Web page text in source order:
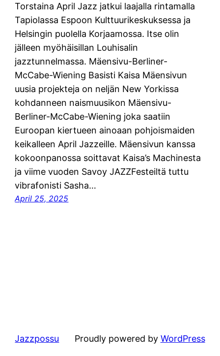
Torstaina April Jazz jatkui laajalla rintamalla
Tapiolassa Espoon Kulttuurikeskuksessa ja
Helsingin puolella Korjaamossa. Itse olin
jälleen myöhäisillan Louhisalin
jazztunnelmassa. Mäensivu-Berliner-
McCabe-Wiening Basisti Kaisa Mäensivun
uusia projekteja on neljän New Yorkissa
kohdanneen naismuusikon Mäensivu-
Berliner-McCabe-Wiening joka saatiin
Euroopan kiertueen ainoaan pohjoismaiden
keikalleen April Jazzeille. Mäensivun kanssa
kokoonpanossa soittavat Kaisa’s Machinesta
ja viime vuoden Savoy JAZZFesteiltä tuttu
vibrafonisti Sasha…
April 25, 2025
Jazzpossu Proudly powered by WordPress